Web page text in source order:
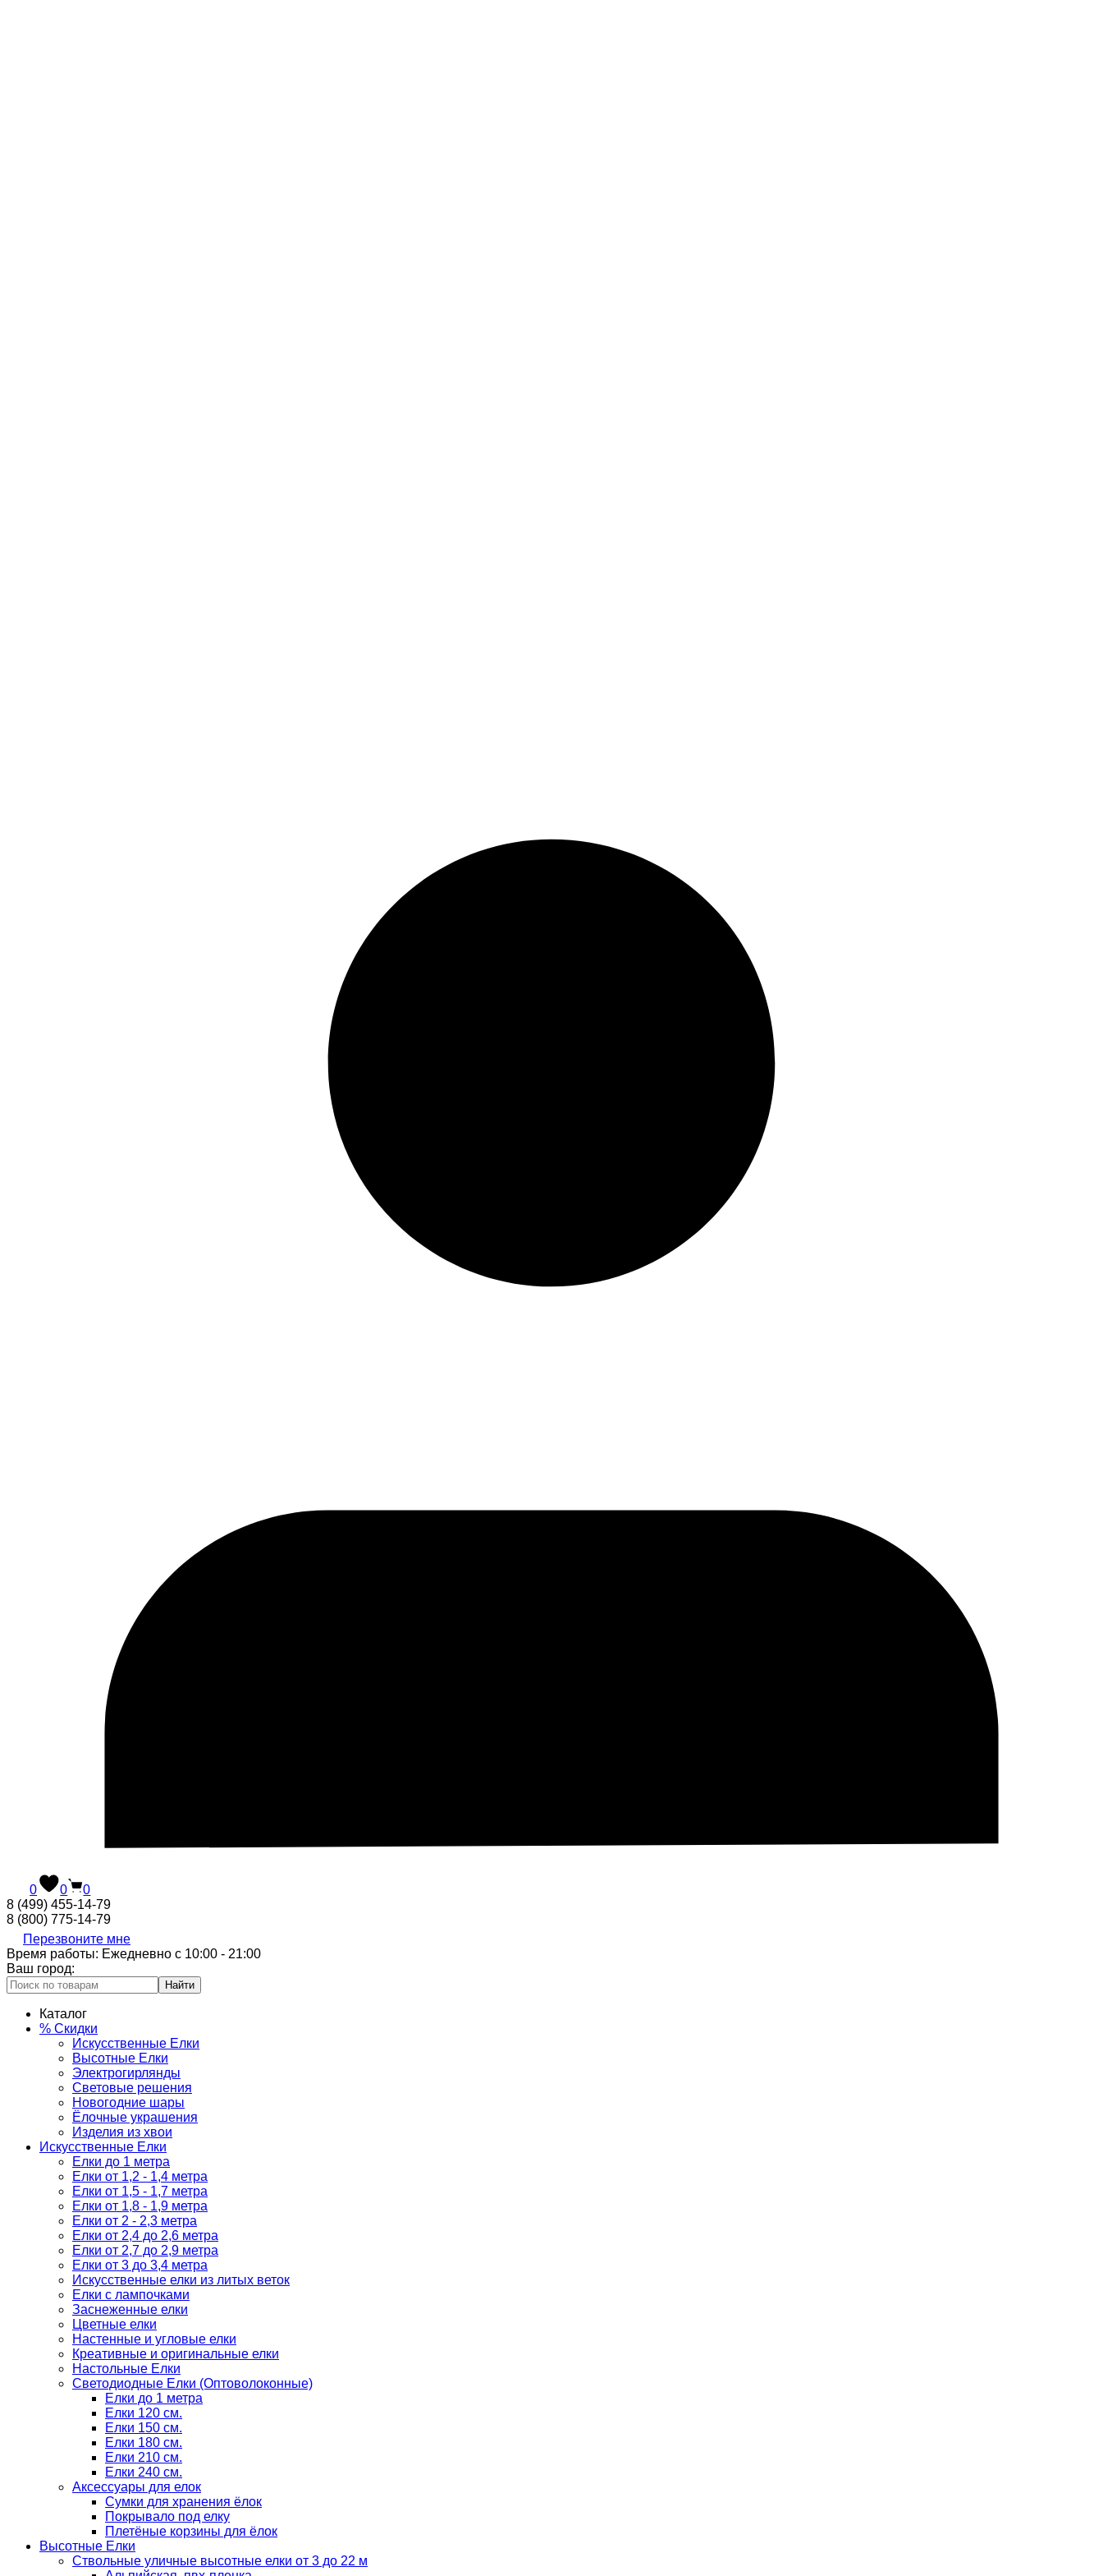
0 0
0
8 (499) 455-14-79
8 (800) 775-14-79
Перезвоните мне
Время работы: Ежедневно с 10:00 - 21:00
Ваш город:
Найти
Каталог
% Скидки
Искусственные Елки
Высотные Елки
Электрогирлянды
Световые решения
Новогодние шары
Ёлочные украшения
Изделия из хвои
Искусственные Елки
Елки до 1 метра
Елки от 1,2 - 1,4 метра
Елки от 1,5 - 1,7 метра
Елки от 1,8 - 1,9 метра
Елки от 2 - 2,3 метра
Елки от 2,4 до 2,6 метра
Елки от 2,7 до 2,9 метра
Елки от 3 до 3,4 метра
Искусственные елки из литых веток
Елки с лампочками
Заснеженные елки
Цветные елки
Настенные и угловые елки
Креативные и оригинальные елки
Настольные Елки
Светодиодные Елки (Оптоволоконные)
Елки до 1 метра
Елки 120 см.
Елки 150 см.
Елки 180 см.
Елки 210 см.
Елки 240 см.
Аксессуары для елок
Сумки для хранения ёлок
Покрывало под елку
Плетёные корзины для ёлок
Высотные Елки
Ствольные уличные высотные елки от 3 до 22 м